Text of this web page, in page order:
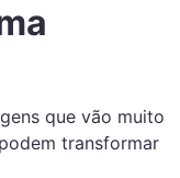
que vão muito
transformar